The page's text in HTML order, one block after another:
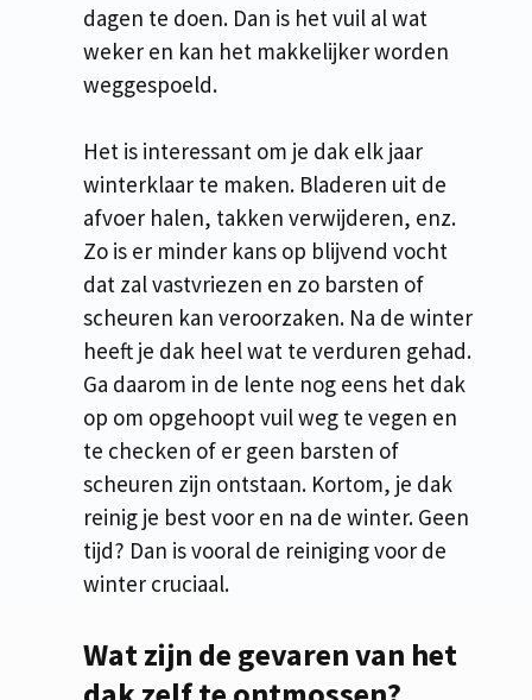
dagen te doen. Dan is het vuil al wat
weker en kan het makkelijker worden
weggespoeld.
Het is interessant om je dak elk jaar
winterklaar te maken. Bladeren uit de
afvoer halen, takken verwijderen, enz.
Zo is er minder kans op blijvend vocht
dat zal vastvriezen en zo barsten of
scheuren kan veroorzaken. Na de winter
heeft je dak heel wat te verduren gehad.
Ga daarom in de lente nog eens het dak
op om opgehoopt vuil weg te vegen en
te checken of er geen barsten of
scheuren zijn ontstaan. Kortom, je dak
reinig je best voor en na de winter. Geen
tijd? Dan is vooral de reiniging voor de
winter cruciaal.
Wat zijn de gevaren van het